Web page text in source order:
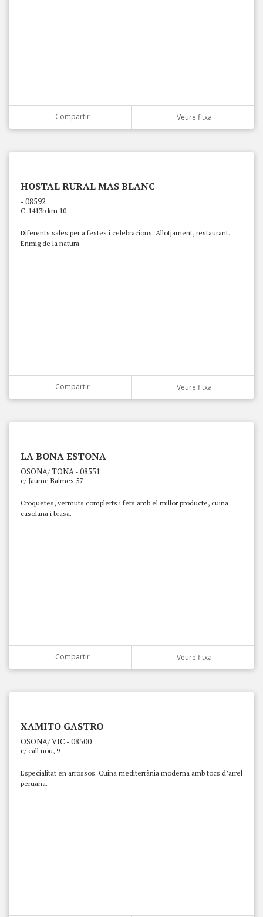
Compartir Veure fitxa
HOSTAL RURAL MAS BLANC
- 08592
C-1413b km 10
Diferents sales per a festes i celebracions. Allotjament, restaurant.
Enmig de la natura.
Compartir Veure fitxa
LA BONA ESTONA
OSONA/ TONA - 08551
c/ Jaume Balmes 57
Croquetes, vermuts complerts i fets amb el millor producte, cuina
casolana i brasa.
Compartir Veure fitxa
XAMITO GASTRO
OSONA/ VIC - 08500
c/ call nou, 9
Especialitat en arrossos. Cuina mediterrània moderna amb tocs d’arrel
peruana.